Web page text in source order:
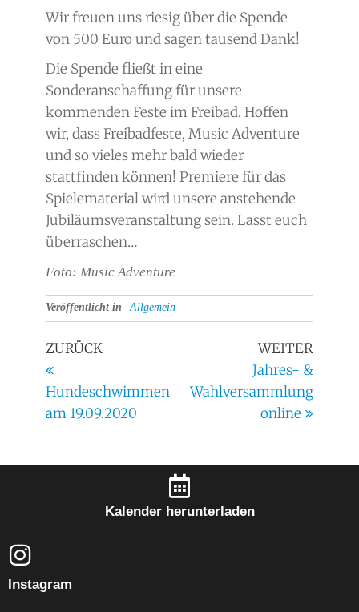
Wir freuen uns riesig über die Spende
von 500 Euro und sagen tausend Dank!
Die Spende fließt in eine
Sonderanschaffung für unsere
kommenden Feste im Freibad. Hoffen
wir, dass Freibadfeste, Music Adventure
und so vieles mehr bald wieder
stattfinden können! Premiere für das
Spielematerial wird unsere anstehende
Jubiläumsveranstaltung sein. Lasst euch
überraschen…
Foto: Music Adventure
Veröffentlicht in Allgemein
ZURÜCK
Hundeschwimmen
am 19.09.2020
WEITER
Jahres- &
Wahlversammlung
online
Kalender herunterladen
Instagram